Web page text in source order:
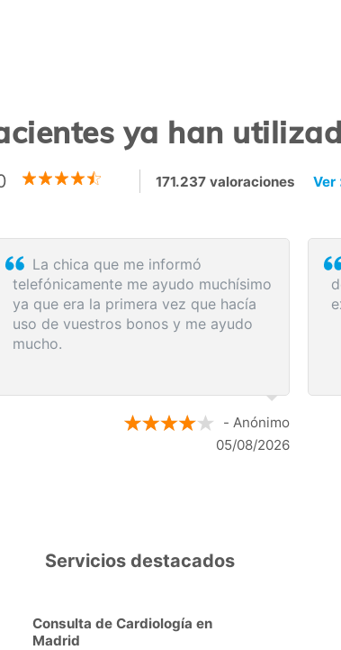
ya han
171.237 valoraciones Ver
Rapidez y eficacia en la compra de
los servicios médicos. Lo recomiendo.
- Anónimo
04/08/2026
Servicios destacados
Ecocardiograma + Doppler